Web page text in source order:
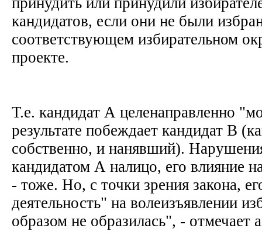
кандидатов, если они не были
соответствующем избирательном
проекте.
Т.е. кандидат А целенаправленно
результате побеждает кандидат В
собственно, и нанявший).
кандидатом А налицо, его влияние
- тоже. Но, с точки зрения закона,
деятельность" на волеизъявлении
образом не образилась", - отмечает